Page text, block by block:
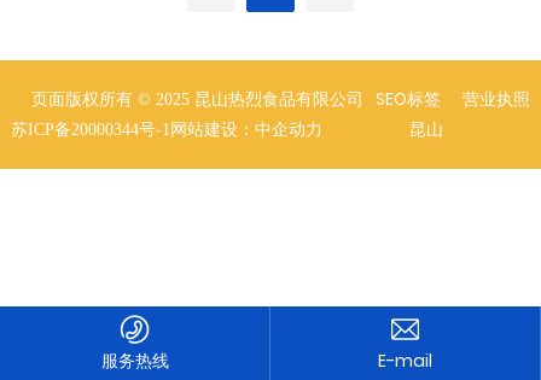
页面版权所有 © 2025 昆山热烈食品有限公司 SEO标签 营业执照
苏ICP备20000344号-1 网站建设：中企动力 昆山
服务热线